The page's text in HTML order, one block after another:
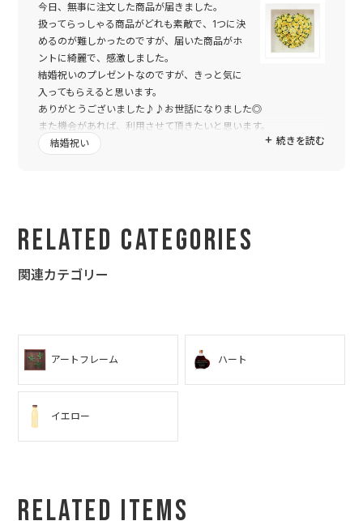
今日、無事に注文した商品が届きました。
扱ってらっしゃる商品がどれも素敵で、1つに決
めるのが難しかったのですが、届いた商品がホ
ントに綺麗で、感激しました。
結婚祝いのプレゼントなのですが、きっと気に
入ってもらえると思います。
ありがとうございました♪♪お世話になりました◎
また機会があれば、利用させて頂きたいと思います。
続きを読む
結婚祝い
Related Categories
関連カテゴリー
アートフレーム ハート
イエロー
Related Items